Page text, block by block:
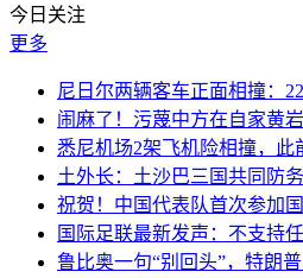
今日关注
更多
尼日尔两辆客车正面相撞：
闹麻了！污蔑中方在自家黄
悉尼机场2架飞机险相撞，
土外长：土沙巴三国共同防
祝贺！中国代表队首次参加
国际足联最新发声：不支持
鲁比奥一句“别回头”，特朗